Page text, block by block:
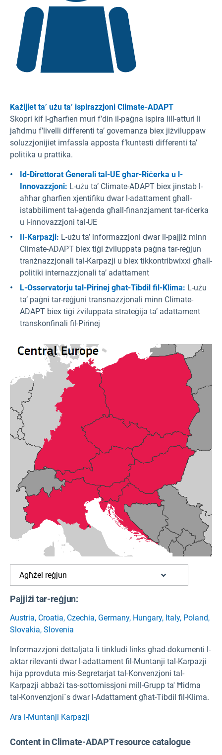
Każijiet ta’ użu ta’ ispirazzjoni Climate-ADAPT
Skopri kif l-għarfien muri f’din il-paġna ispira lill-atturi li
jaħdmu f’livelli differenti ta’ governanza biex jiżviluppaw
soluzzjonijiet imfassla apposta f’kuntesti differenti ta’
politika u prattika.
Id-Direttorat Ġenerali tal-UE għar-Riċerka u l-
Innovazzjoni: L-użu ta’ Climate-ADAPT biex jinstab l-
aħħar għarfien xjentifiku dwar l-adattament għall-
istabbiliment tal-aġenda għall-finanzjament tar-riċerka
u l-innovazzjoni tal-UE
Il-Karpazji: L-użu ta’ informazzjoni dwar il-pajjiż minn
Climate-ADAPT biex tiġi żviluppata paġna tar-reġjun
tranżnazzjonali tal-Karpazji u biex tikkontribwixxi għall-
politiki internazzjonali ta’ adattament
L-Osservatorju tal-Pirinej għat-Tibdil fil-Klima: L-użu
ta’ paġni tar-reġjuni transnazzjonali minn Climate-
ADAPT biex tiġi żviluppata strateġija ta’ adattament
transkonfinali fil-Pirinej
Agħżel reġjun
Pajjiżi tar-reġjun:
Austria, Croatia, Czechia, Germany, Hungary, Italy, Poland,
Slovakia, Slovenia
Informazzjoni dettaljata li tinkludi links għad-dokumenti l-
aktar rilevanti dwar l-adattament fil-Muntanji tal-Karpazji
hija pprovduta mis-Segretarjat tal-Konvenzjoni tal-
Karpazji abbażi tas-sottomissjoni mill-Grupp ta' Ħidma
tal-Konvenzjoni´s dwar l-Adattament għat-Tibdil fil-Klima.
Ara l-Muntanji Karpazji
Content in Climate-ADAPT resource catalogue